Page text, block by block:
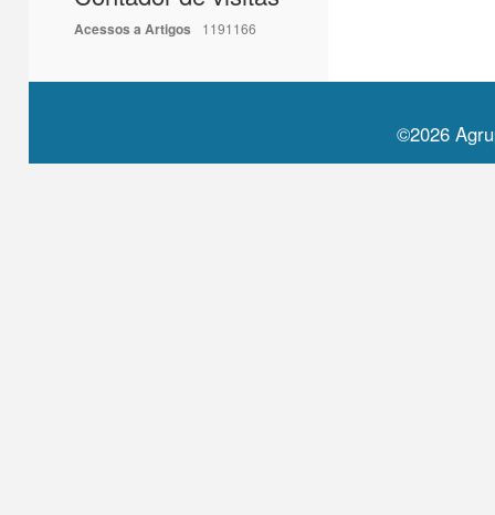
Acessos a Artigos 1191166
©2026